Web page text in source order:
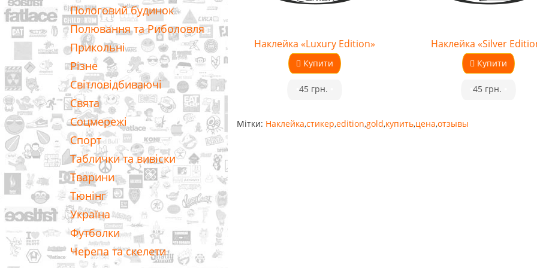
Пологовий будинок
Полювання та Риболовля
Прикольні
Різне
Світловідбиваючі
Свята
Соцмережі
Спорт
Таблички та вивіски
Тварини
Тюнінг
Україна
Футболки
Черепа та скелети
Наклейка «Luxury Edition»
Купити
45 грн.
Наклейка «Silver
Купити
45 грн.
Мітки: Наклейка,стикер,edition,gold,купить,цена,отзывы